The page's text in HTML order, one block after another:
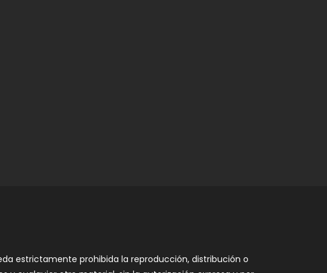
estrictamente prohibida la reproducción, distribución o